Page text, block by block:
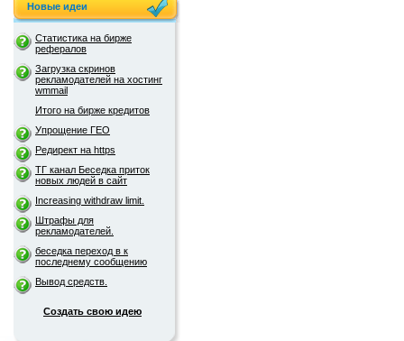
Новые идеи
Статистика на бирже
рефералов
Загрузка скринов
рекламодателей на хостинг
wmmail
Итого на бирже кредитов
Упрощение ГЕО
Редирект на https
ТГ канал Беседка приток
новых людей в сайт
Increasing withdraw limit.
Штрафы для
рекламодателей.
беседка переход в к
последнему сообщению
Вывод средств.
Создать свою идею